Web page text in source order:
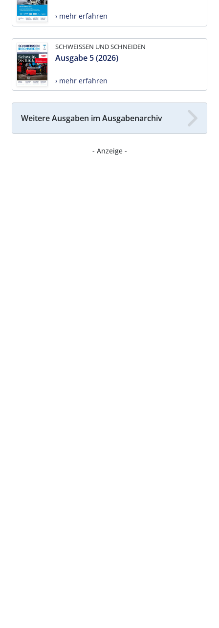
› mehr erfahren
SCHWEISSEN UND SCHNEIDEN
Ausgabe 5 (2026)
› mehr erfahren
Weitere Ausgaben im Ausgabenarchiv
- Anzeige -